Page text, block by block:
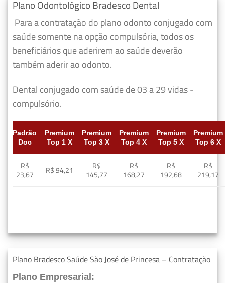
Plano Odontológico Bradesco Dental
Para a contratação do plano odonto conjugado com
saúde somente na opção compulsória, todos os
beneficiários que aderirem ao saúde deverão
também aderir ao odonto.
Dental conjugado com saúde de 03 a 29 vidas -
compulsório.
Padrão
Doc
Premium
Top 1 X
Premium
Top 3 X
Premium
Top 4 X
Premium
Top 5 X
Premium
Top 6 X
R$
23,67
R$ 94,21
R$
145,77
R$
168,27
R$
192,68
R$
219,17
Plano Bradesco Saúde São José de Princesa – Contratação
Plano Empresarial: